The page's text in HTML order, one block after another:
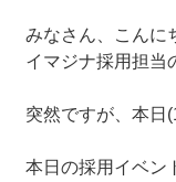
みなさん、こんに
イマジナ採用担当
突然ですが、本日
本日の採用イベン